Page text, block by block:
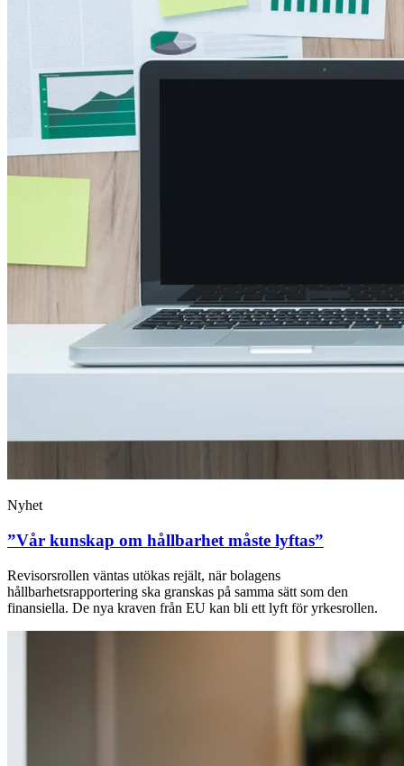
Nyhet
”Vår kunskap om hållbarhet måste lyftas”
Revisorsrollen väntas utökas rejält, när bolagens
hållbarhetsrapportering ska granskas på samma sätt som den
finansiella. De nya kraven från EU kan bli ett lyft för yrkesrollen.